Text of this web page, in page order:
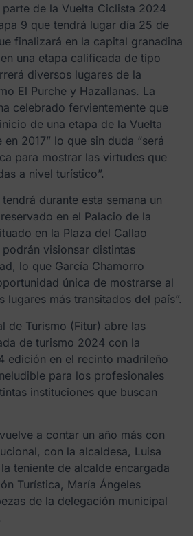
de la Vuelta Ciclista 2024
9 que tendrá lugar día 25 de
finalizará en la capital granadina
una etapa calificada de tipo
diversos lugares de la
El Purche y Hazallanas. La
celebrado fervientemente que
de una etapa de la Vuelta
2017” lo que sin duda “será
para mostrar las virtudes que
a nivel turístico”.
durante esta semana un
en el Palacio de la
en la Plaza del Callao
visionsar distintas
lo que García Chamorro
única de mostrarse al
lugares más transitados del país”.
de Turismo (Fitur) abre las
de turismo 2024 con la
edición en el recinto madrileño
para los profesionales
instituciones que buscan
a contar un año más con
con la alcaldesa, Luisa
teniente de alcalde encargada
Turística, María Ángeles
de la delegación municipal